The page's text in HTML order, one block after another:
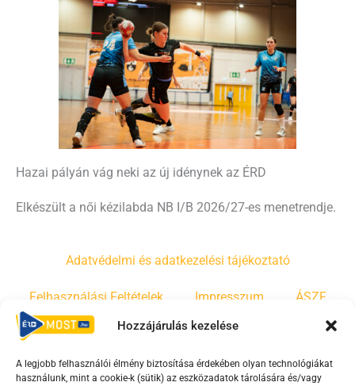
Hozzájárulás kezelése
A legjobb felhasználói élmény biztosítása érdekében olyan technológiákat
használunk, mint a cookie-k (sütik) az eszközadatok tárolására és/vagy
Hazai pályán vág neki az új idénynek az ÉRD
Elkészült a női kézilabda NB I/B 2026/27-es menetrendje.
Adatvédelmi és adatkezelési tájékoztató
Felhasználási Feltételek Impresszum ÁSZF
Irányelvek Moderálási szabályzat